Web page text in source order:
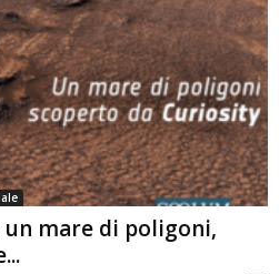
un mare di poligoni,